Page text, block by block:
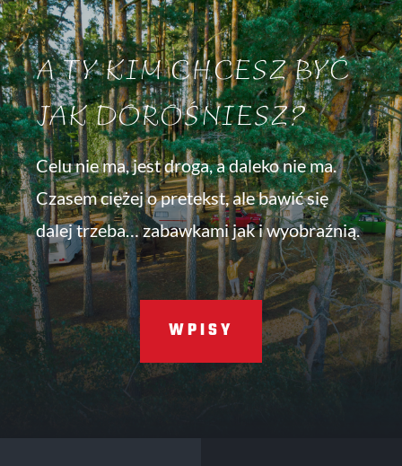
A TY KIM CHCESZ BYĆ
JAK DOROŚNIESZ?
Celu nie ma, jest droga, a daleko nie ma.
Czasem ciężej o pretekst, ale bawić się
dalej trzeba… zabawkami jak i wyobraźnią.
WPISY